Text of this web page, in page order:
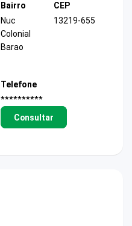
Bairro
Nuc
Colonial
Barao
CEP
13219-655
Telefone
**********
Consultar